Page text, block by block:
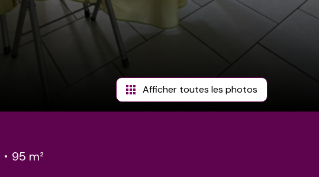
Afficher toutes les photos
95 m²